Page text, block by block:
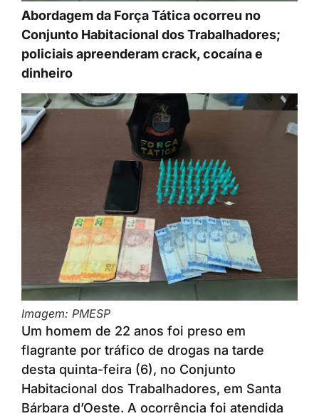
Abordagem da Força Tática ocorreu no
Conjunto Habitacional dos Trabalhadores;
policiais apreenderam crack, cocaína e
dinheiro
Imagem: PMESP
Um homem de 22 anos foi preso em
flagrante por tráfico de drogas na tarde
desta quinta-feira (6), no Conjunto
Habitacional dos Trabalhadores, em Santa
Bárbara d’Oeste. A ocorrência foi atendida